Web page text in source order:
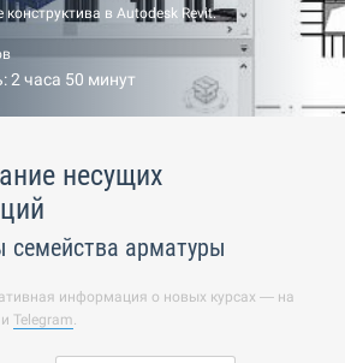
конструктива в Autodesk Revit.
2 часа 50 минут
несущих
семейства арматуры
информация о новых курсах — на
и Telegram.